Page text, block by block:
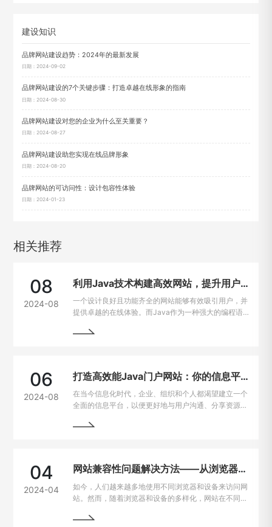
建设知识
品牌网站建设趋势：2024年的最新发展
日期：2024-09-02
品牌网站建设的7个关键步骤：打造卓越在线形象的指南
日期：2024-08-30
品牌网站建设对您的企业为什么至关重要？
日期：2024-08-27
品牌网站建设助您实现在线品牌形象
日期：2024-08-20
品牌网站的可访问性：设计包容性体验
日期：2024-01-23
相关推荐
08
2024-08
利用Java技术构建高效网站，提升用户在线体验
一个设计良好且功能齐全的网站能够有效吸引用户，并
提供卓越的在线体验。而Java作为一种强大的编程语
的热门选择。
06
2024-08
打造高效能Java门户网站：你的信息平台解决方案
在当今信息化时代，企业、组织和个人都渴望建立一个
全面的信息平台，以便更好地与用户沟通、分享资源和
为构建门户网站的首选技术之一。
04
2024-04
网站兼容性问题解决方法——从浏览器到设备的完美适配
如今，人们越来越多地使用不同浏览器和设备来访问网
站。然而，随着浏览器和设备的多样化，网站在不同平
在电脑、手机、平板上都能有良好的使用体验，我们需